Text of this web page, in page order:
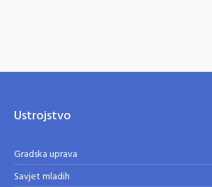
Ustrojstvo
Gradska uprava
Savjet mladih